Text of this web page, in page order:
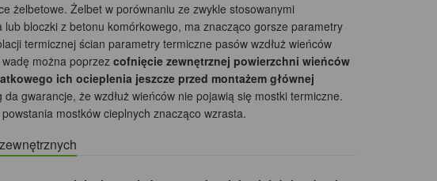
żelbetowe. Żelbet w porównaniu ze zwykle stosowanymi
bloczki z betonu komórkowego, ma znacząco gorsze parametry
termicznej ścian parametry termiczne pasów wzdłuż wieńców
można poprzezcofnięcie zewnętrznej powierzchni wieńców
ich ocieplenia jeszcze przed montażem głównej
da gwarancje, że wzdłuż wieńców nie pojawią się mostki termiczne.
mostków cieplnych znacząco wzrasta.